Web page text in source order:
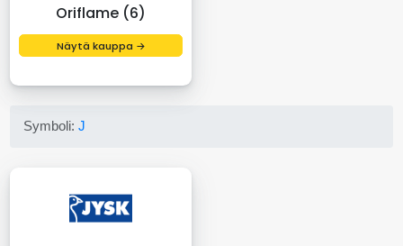
Oriflame (6)
Näytä kauppa →
Symboli:J